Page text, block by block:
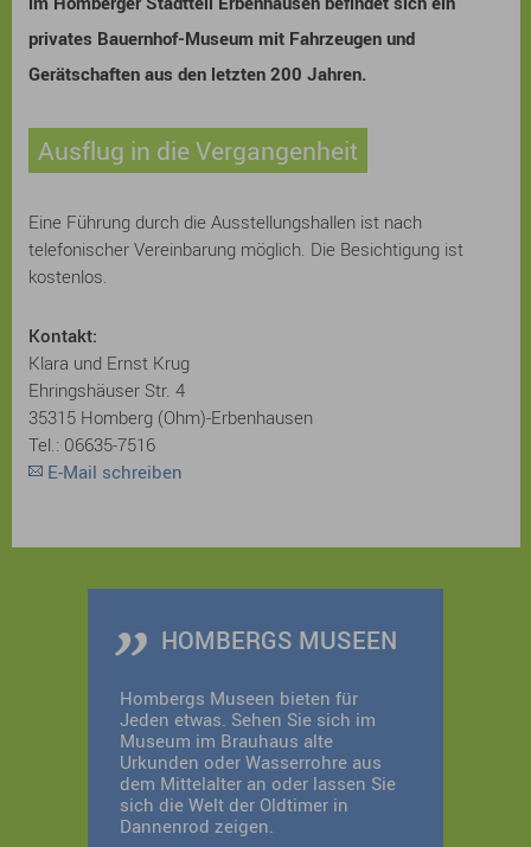
privates Bauernhof-Museum mit Fahrzeugen und
Gerätschaften aus den letzten 200 Jahren.
Ausflug in die Vergangenheit
Eine Führung durch die Ausstellungshallen ist nach
telefonischer Vereinbarung möglich. Die Besichtigung ist
kostenlos.
Kontakt:
Klara und Ernst Krug
Ehringshäuser Str. 4
35315 Homberg (Ohm)-Erbenhausen
Tel.: 06635-7516
E-Mail schreiben
HOMBERGS MUSEEN
Hombergs Museen bieten für
Jeden etwas. Sehen Sie sich im
Museum im Brauhaus alte
Urkunden oder Wasserrohre aus
dem Mittelalter an oder lassen Sie
sich die Welt der Oldtimer in
Dannenrod zeigen.